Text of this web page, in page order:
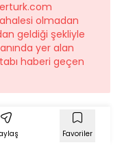
olmadan
geldiği şekliyle
yer alan
haberi geçen
Favoriler